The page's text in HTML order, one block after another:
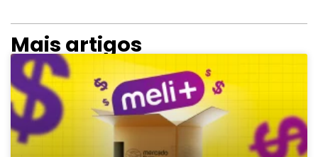
Mais artigos